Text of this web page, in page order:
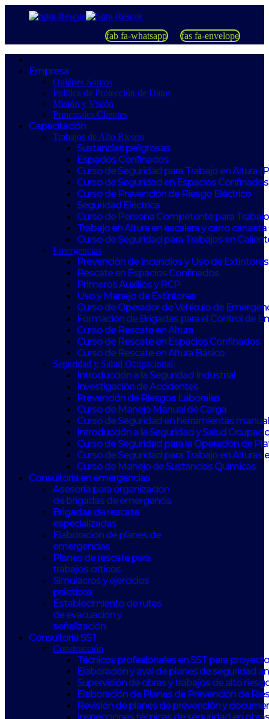
fab fa-whatsapp fas fa-envelope
Empresa
Quiénes Somos
Política de Protección de Datos
Misión y Visión
Principales Clientes
Capacitación
Trabajos de Alto Riesgo
Sustancias peligrosas
Espacios Confinados
Curso de Seguridad para Trabajo en Altura
Curso de Seguridad en Espacios
Curso de Prevención de Riesgo Eléctrico
Seguridad Eléctrica
Curso de Persona Competente para
Trabajo en Altura en escalera y carro canasta
Curso de Seguridad para Trabajos en
Emergencias
Prevención de Incendios y Uso de Extintores
Rescate en Espacios Confinados
Primeros Auxilios y RCP
Uso y Manejo de Extintores
Curso de Operador de Vehículo de
Formación de Brigadas para el Control de
Curso de Rescate en Altura
Curso de Rescate en Espacios Confinados
Curso de Rescate en Altura Básico
Seguridad y Salud Ocupacional
Introducción a la Seguridad Industrial
Investigación de Accidentes
Prevención de Riesgos Laborales
Curso de Manejo Manual de Carga
Curso de Seguridad en herramientas
Introducción a la Seguridad y Salud
Curso de Seguridad para la Operación de
Curso de Seguridad para Trabajo en Alturas
Curso de Manejo de Sustancias Químicas
Consultoría en emergencias
Asesoría para organización
de brigadas de emergencia
Brigadas de rescate
especializadas
Elaboración de planes de
emergencias
Planes de rescate para
trabajos críticos
Simulacros y ejercicios
prácticos
Establecimiento de rutas
de evacuación y
señalización
Consultoría SST
Construcción
Técnicos profesionales en SST para
Elaboración y aval de planes de seguridad
Supervisión de obras y trabajos de alto
Elaboración de Planes de Prevención de
Revisión de planes de prevención y